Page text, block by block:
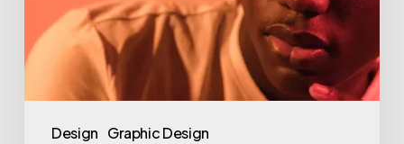
Design Graphic Design